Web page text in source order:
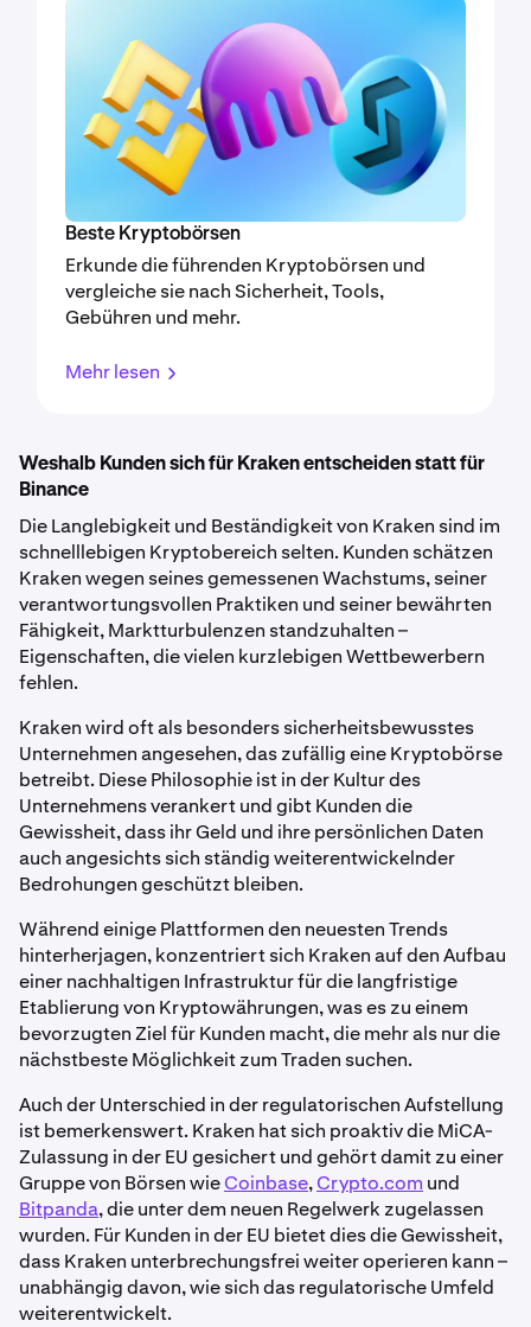
Beste Kryptobörsen
Erkunde die führenden Kryptobörsen und
vergleiche sie nach Sicherheit, Tools,
Gebühren und mehr.
Mehr lesen
Weshalb Kunden sich für Kraken entscheiden statt für
Binance
Die Langlebigkeit und Beständigkeit von Kraken sind im
schnelllebigen Kryptobereich selten. Kunden schätzen
Kraken wegen seines gemessenen Wachstums, seiner
verantwortungsvollen Praktiken und seiner bewährten
Fähigkeit, Marktturbulenzen standzuhalten –
Eigenschaften, die vielen kurzlebigen Wettbewerbern
fehlen.
Kraken wird oft als besonders sicherheitsbewusstes
Unternehmen angesehen, das zufällig eine Kryptobörse
betreibt. Diese Philosophie ist in der Kultur des
Unternehmens verankert und gibt Kunden die
Gewissheit, dass ihr Geld und ihre persönlichen Daten
auch angesichts sich ständig weiterentwickelnder
Bedrohungen geschützt bleiben.
Während einige Plattformen den neuesten Trends
hinterherjagen, konzentriert sich Kraken auf den Aufbau
einer nachhaltigen Infrastruktur für die langfristige
Etablierung von Kryptowährungen, was es zu einem
bevorzugten Ziel für Kunden macht, die mehr als nur die
nächstbeste Möglichkeit zum Traden suchen.
Auch der Unterschied in der regulatorischen Aufstellung
ist bemerkenswert. Kraken hat sich proaktiv die MiCA-
Zulassung in der EU gesichert und gehört damit zu einer
Gruppe von Börsen wieCoinbase,Crypto.com und
Bitpanda, die unter dem neuen Regelwerk zugelassen
wurden. Für Kunden in der EU bietet dies die Gewissheit,
dass Kraken unterbrechungsfrei weiter operieren kann –
unabhängig davon, wie sich das regulatorische Umfeld
weiterentwickelt.